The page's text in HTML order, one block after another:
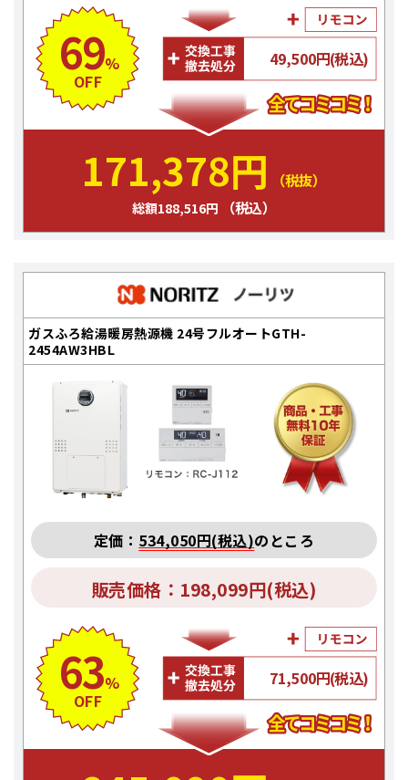
69%
OFF
49,500円(税込)
171,378円 （税抜）
総額188,516円 （税込）
ガスふろ給湯暖房熱源機 24号フルオートGTH-
2454AW3HBL
定価： 534,050円(税込)のところ
販売価格：198,099円(税込)
63%
OFF
71,500円(税込)